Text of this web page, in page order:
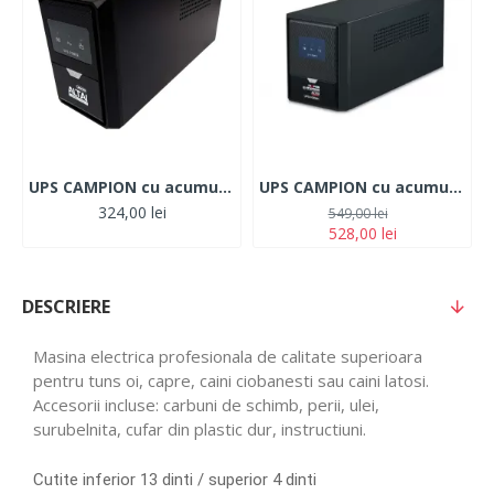
UPS CAMPION cu acumulator 220V , 600W cu 2 prize
324,00 lei
UPS CAMPION cu acumulator 220V ,1200W cu 3 prize CAMPION
528,00 lei
549,00 lei
DESCRIERE
Masina electrica profesionala de calitate superioara
pentru tuns oi, capre, caini ciobanesti sau caini latosi.
Accesorii incluse: carbuni de schimb, perii, ulei,
surubelnita, cufar din plastic dur, instructiuni.
Cutite inferior 13 dinti / superior 4 dinti